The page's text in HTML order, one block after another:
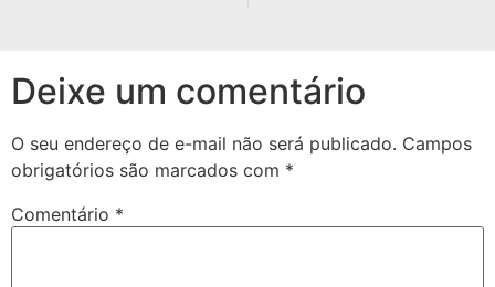
Deixe um comentário
O seu endereço de e-mail não será publicado. Campos
obrigatórios são marcados com *
Comentário *